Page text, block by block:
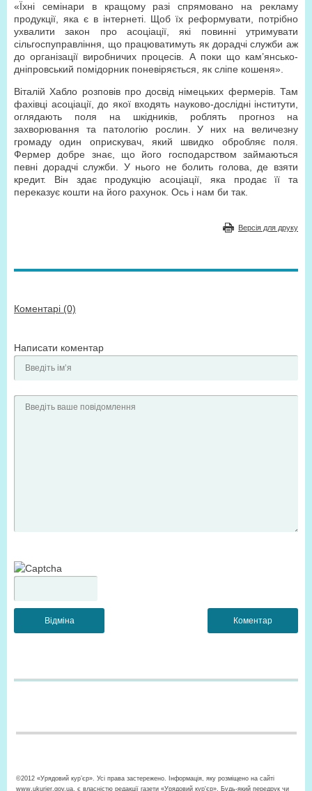
«Їхні семінари в кращому разі спрямовано на рекламу
продукції, яка є в інтернеті. Щоб їх реформувати, потрібно
ухвалити закон про асоціації, які повинні утримувати
сільгоспуправління, що працюватимуть як дорадчі служби аж
до організації виробничих процесів. А поки що кам’янсько-
дніпровський помідорник поневіряється, як сліпе кошеня».
Віталій Хабло розповів про досвід німецьких фермерів. Там
фахівці асоціації, до якої входять науково-дослідні інститути,
оглядають поля на шкідників, роблять прогноз на
захворювання та патологію рослин. У них на величезну
громаду один оприскувач, який швидко обробляє поля.
Фермер добре знає, що його господарством займаються
певні дорадчі служби. У нього не болить голова, де взяти
кредит. Він здає продукцію асоціації, яка продає її та
переказує кошти на його рахунок. Ось і нам би так.
Версія для друку
Коментарі (0)
Написати коментар
©2012 «Урядовий кур’єр». Усі права застережено. Інформація, яку розміщено на сайті
www.ukurier.gov.ua, є власністю редакції газети «Урядовий кур'єр». Будь-який передрук чи